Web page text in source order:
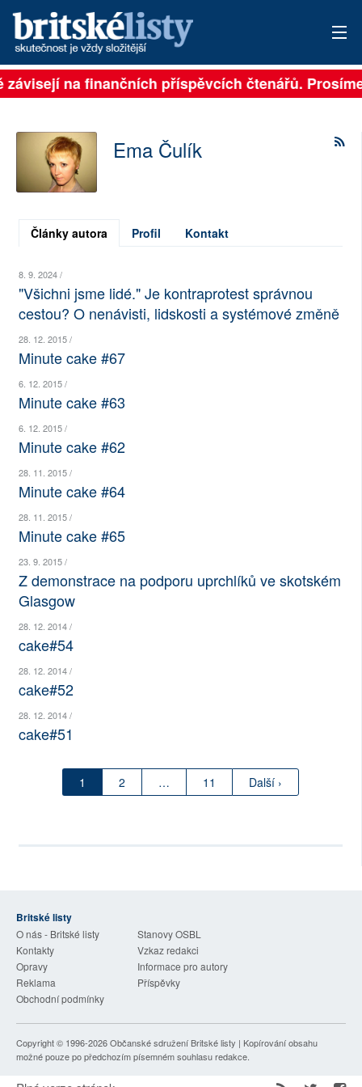
PŘIHLÁSIT
ARCHIV
ROZHOVORY
TÉMATA
NEJČTENĚJŠÍ ZA 7 DNÍ
AUTOŘI
PŘÍSPĚVKY NA PROVOZ
SOCIÁLNÍ SÍTĚ
PLNÁ VERZE STRÁNEK
na finančních příspěvcích čtenářů.
Ema Čulík
Články autora Profil Kontakt
8. 9. 2024 /
"Všichni jsme lidé." Je kontraprotest správnou
cestou? O nenávisti, lidskosti a systémové změně
28. 12. 2015 /
Minute cake #67
6. 12. 2015 /
Minute cake #63
6. 12. 2015 /
Minute cake #62
28. 11. 2015 /
Minute cake #64
28. 11. 2015 /
Minute cake #65
23. 9. 2015 /
Z demonstrace na podporu uprchlíků ve skotském
Glasgow
28. 12. 2014 /
cake#54
28. 12. 2014 /
cake#52
28. 12. 2014 /
cake#51
1 2 … 11 Další ›
Britské listy
O nás - Britské listy
Stanovy OSBL
Kontakty
Vzkaz redakci
Opravy
Informace pro autory
Reklama
Příspěvky
Obchodní podmínky
Copyright © 1996-2026Občanské sdružení Britské listy | Kopírování obsahu
možné pouze po předchozím písemném souhlasu redakce.